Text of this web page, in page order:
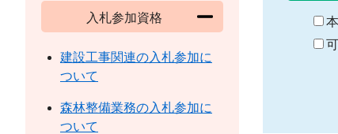
ま
り
入札参加資格
建設工事関連の入札参加に
ついて
森林整備業務の入札参加に
ついて